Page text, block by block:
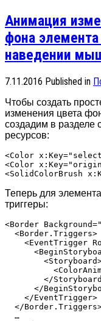
Анимация
фона
наведении
7.11.2016 Published in
Чтобы создать
изменения цвета
создадим в разделе
ресурсов:
<Color
<Color
Теперь для
триггеры:
<Border
  <Border.Triggers>
<EventTrigger
<ColorAnimation
</
</
    </EventTrigger>
</
  …